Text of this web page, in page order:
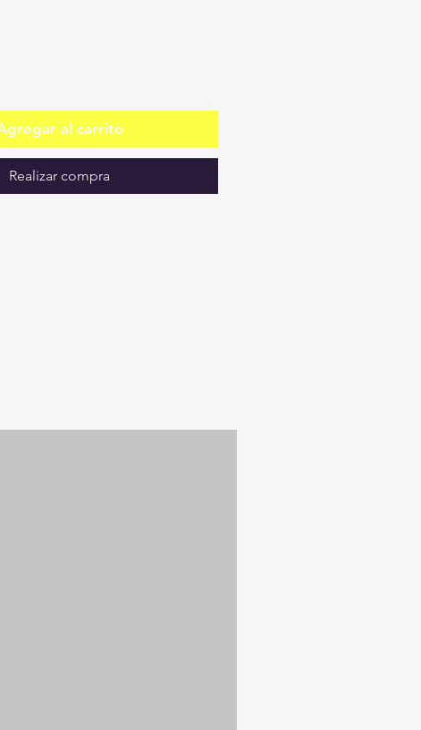
al carrito
Realizar compra